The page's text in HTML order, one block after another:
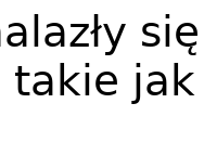
takie